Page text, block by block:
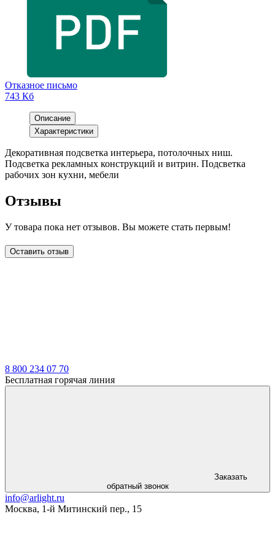
Отказное письмо
743 Кб
Описание
Характеристики
Декоративная подсветка интерьера, потолочных ниш.
Подсветка рекламных конструкций и витрин. Подсветка
рабочих зон кухни, мебели
Отзывы
У товара пока нет отзывов. Вы можете стать первым!
Оставить отзыв
8 800 234 07 70
Бесплатная горячая линия
Заказать
обратный звонок
info@arlight.ru
Москва, 1-й Митинский пер., 15